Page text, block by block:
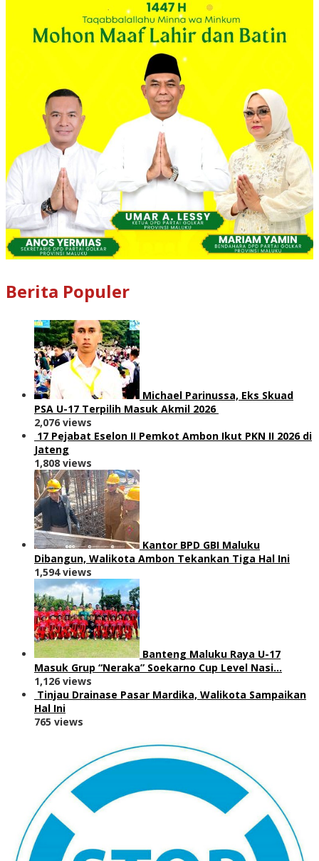
Berita Populer
Michael Parinussa, Eks Skuad
PSA U-17 Terpilih Masuk Akmil 2026
2,076 views
17 Pejabat Eselon II Pemkot Ambon Ikut PKN II 2026 di
Jateng
1,808 views
Kantor BPD GBI Maluku
Dibangun, Walikota Ambon Tekankan Tiga Hal Ini
1,594 views
Banteng Maluku Raya U-17
Masuk Grup “Neraka” Soekarno Cup Level Nasi…
1,126 views
Tinjau Drainase Pasar Mardika, Walikota Sampaikan
Hal Ini
765 views